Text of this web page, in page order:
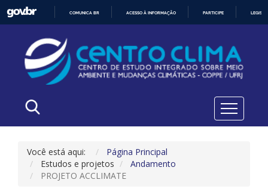
O
CONTEÚDO
COMUNICA BR ACESSO À INFORMAÇÃO PARTICIPE
Você está aqui:
Página Principal
Estudos e projetos
Andamento
PROJETO ACCLIMATE